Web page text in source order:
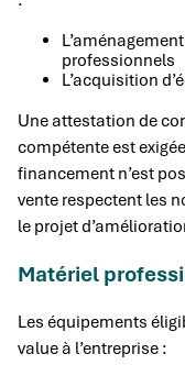
professionnels
L’acquisition
Une attestation de
compétente est
financement n’est
vente respectent les
le projet
Matériel
Les équipements
value à l’entreprise :